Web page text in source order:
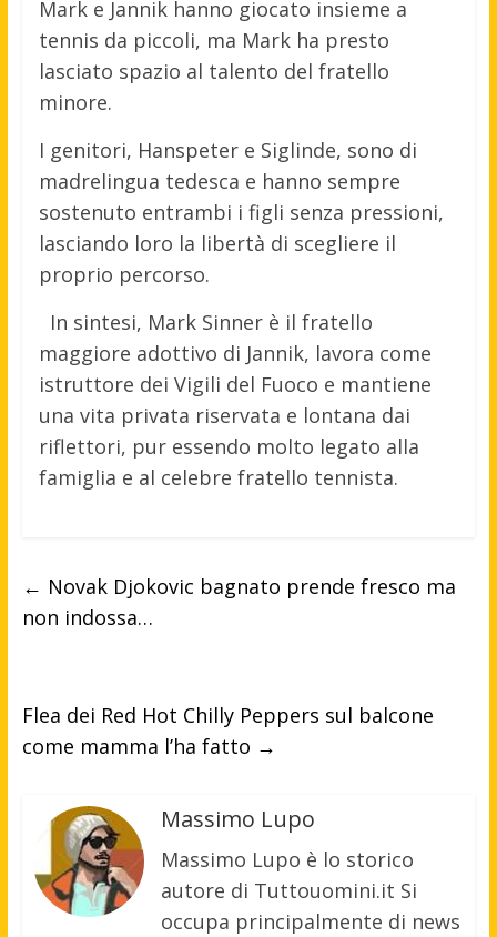
Mark e Jannik hanno giocato insieme a
tennis da piccoli, ma Mark ha presto
lasciato spazio al talento del fratello
minore.
I genitori, Hanspeter e Siglinde, sono di
madrelingua tedesca e hanno sempre
sostenuto entrambi i figli senza pressioni,
lasciando loro la libertà di scegliere il
proprio percorso.
In sintesi, Mark Sinner è il fratello
maggiore adottivo di Jannik, lavora come
istruttore dei Vigili del Fuoco e mantiene
una vita privata riservata e lontana dai
riflettori, pur essendo molto legato alla
famiglia e al celebre fratello tennista.
← Novak Djokovic bagnato prende fresco ma
non indossa…
Flea dei Red Hot Chilly Peppers sul balcone
come mamma l’ha fatto →
Massimo Lupo
Massimo Lupo è lo storico
autore di Tuttouomini.it Si
occupa principalmente di news